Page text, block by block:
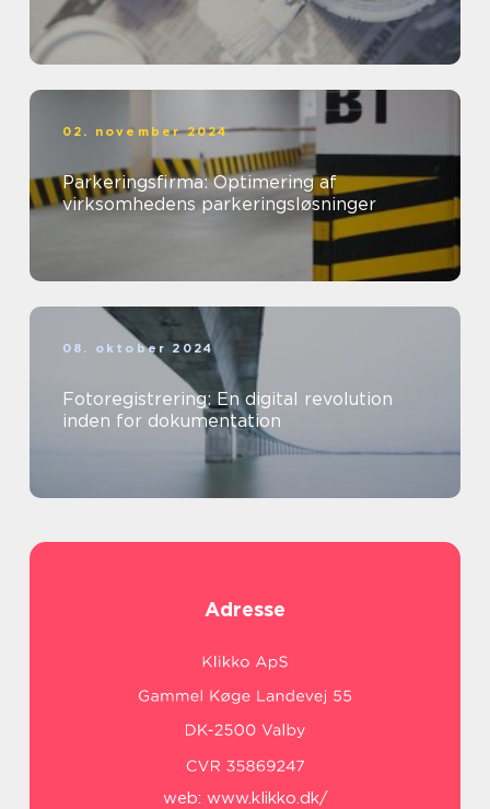
02. november 2024
Parkeringsfirma: Optimering af
virksomhedens parkeringsløsninger
08. oktober 2024
Fotoregistrering: En digital revolution
inden for dokumentation
Adresse
web: www.klikko.dk/